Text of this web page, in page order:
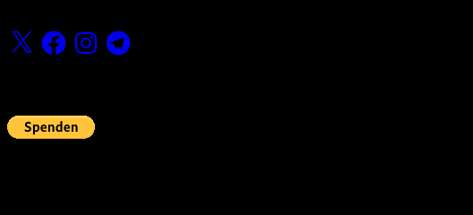
X FacebookInstagramTelegram